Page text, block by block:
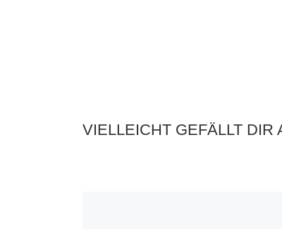
VIELLEICHT GEFÄLLT DIR